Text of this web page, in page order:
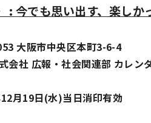
: 今でも思い出す、楽し
大阪市中央区本町3-6-4
社 広報・社会関連部 カレン
月19日(水)当日消印有効